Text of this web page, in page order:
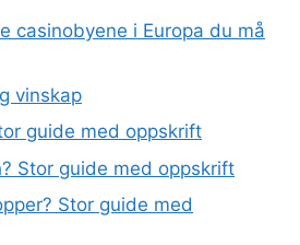
casinobyene i Europa du må
vinskap
guide med oppskrift
Stor guide med oppskrift
Stor guide med